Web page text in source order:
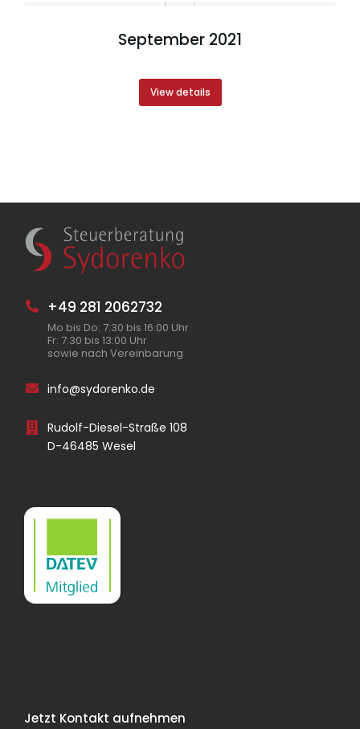
September 2021
View details
+49 281 2062732
Mo bis Do: 7:30 bis 16:00 Uhr
Fr: 7:30 bis 13:00 Uhr
sowie nach Vereinbarung
info@sydorenko.de
Rudolf-Diesel-Straße 108
D-46485 Wesel
Jetzt Kontakt aufnehmen